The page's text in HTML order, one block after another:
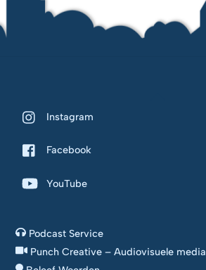
Instagram
Facebook
YouTube
Podcast Service
Punch Creative – Audiovisuele media